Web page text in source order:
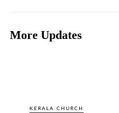
More Updates
KERALA CHURCH